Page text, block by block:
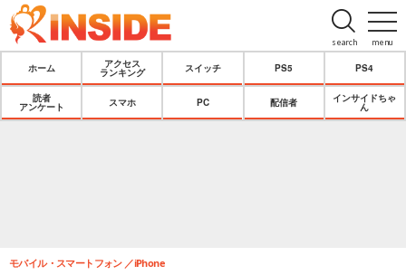
menu
search
ホーム
アクセス
ランキング
スイッチ PS5 PS4
読者
アンケート
スマホ PC 配信者
インサイドちゃ
ん
モバイル・スマートフォン iPhone